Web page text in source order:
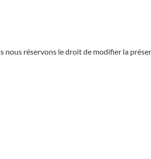
nous réservons le droit de modifier la